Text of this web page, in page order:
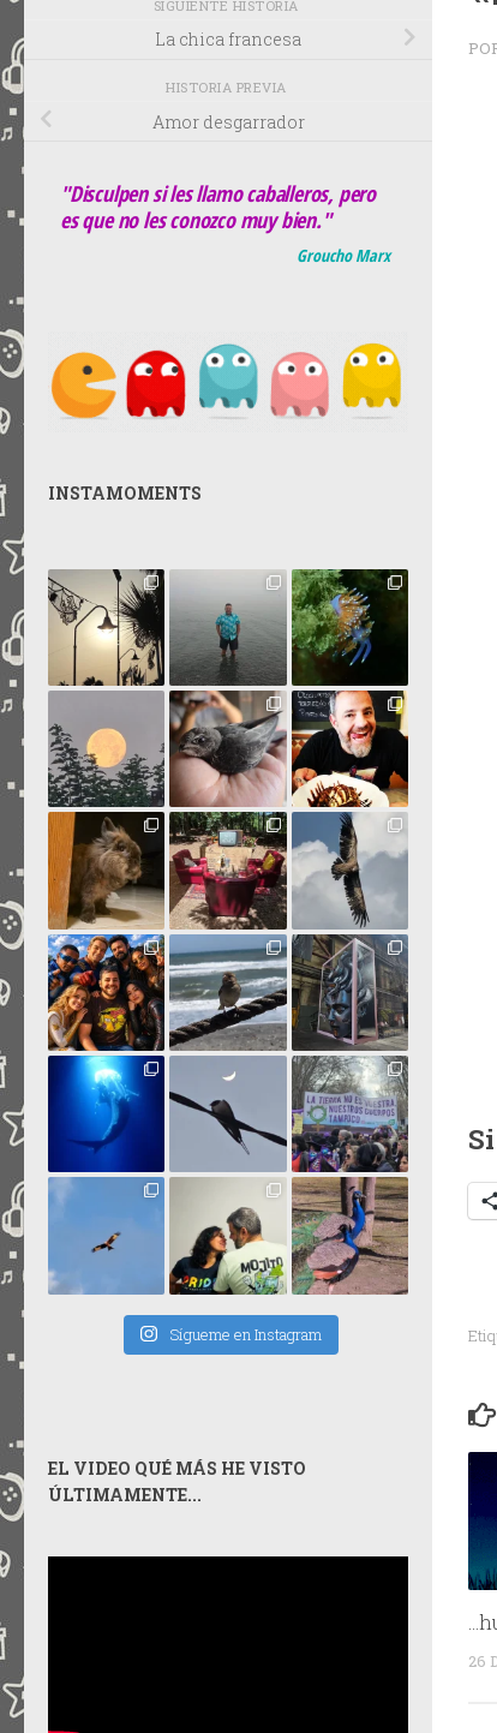
26
SIGUIENTE HISTORIA
La chica francesa
HISTORIA PREVIA
Amor desgarrador
"Disculpen si les llamo caballeros, pero
es que no les conozco muy bien."
Groucho Marx
INSTAMOMENTS
Sígueme en Instagram
EL VIDEO QUÉ MÁS HE VISTO
ÚLTIMAMENTE...